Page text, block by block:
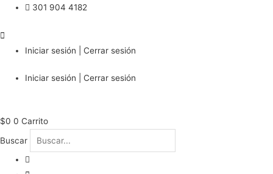
301 904 4182
Iniciar sesión | Cerrar sesión
Iniciar sesión | Cerrar sesión
$0 0 Carrito
Buscar